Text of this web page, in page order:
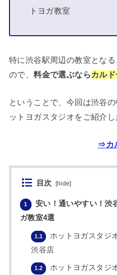
トヨガ教室
特に渋谷駅周辺の教室とな
ので、料金で選ぶなら カル
ということで、今回は渋谷
ットヨガスタジオをご紹介し
⇒カ
目次 [hide]
1
安い！通いやすい！渋
ガ教室4選
1.1
ホットヨガスタジ
渋谷店
1.2
ホットヨガスタジ